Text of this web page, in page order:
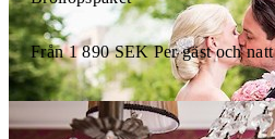
Från 1 890 SEK Per gäst och natt